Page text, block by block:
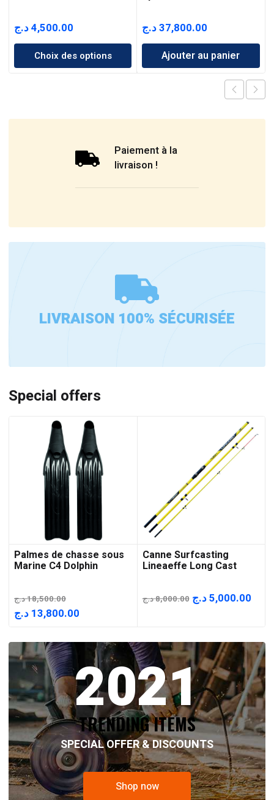
4,500.00د.ج
Choix des options
37,800.00د.ج
Ajouter au panier
Paiement à la
livraison !
LIVRAISON 100% SÉCURISÉE
Special offers
Palmes de chasse sous
Marine C4 Dolphin
18,500.00د.ج
Le
initial
était :
18,500.00 د.ج.
13,800.00 د.ج
actuel
est :
13,800.00 د.ج.
Canne Surfcasting
Lineaeffe Long Cast
8,000.00د.ج
Le
était :
8,000.00 د.ج.
5,000.00د.ج
Le
est :
2021
TRENDING ITEMS
SPECIAL OFFER & DISCOUNTS
Shop now